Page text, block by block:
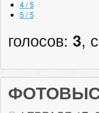
4 / 5
5 / 5
голосов: 3,